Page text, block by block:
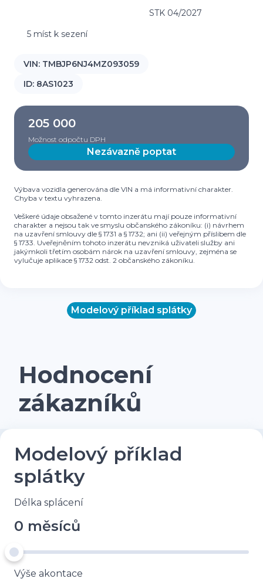
STK 04/2027
5 míst k sezení
VIN: TMBJP6NJ4MZ093059
ID: 8AS1023
205 000
Možnost odpočtu DPH
Nezávazně poptat
Výbava vozidla generována dle VIN a má informativní charakter.
Chyba v textu vyhrazena.
Veškeré údaje obsažené v tomto inzerátu mají pouze informativní
charakter a nejsou tak ve smyslu občanského zákoníku: (i) návrhem
na uzavření smlouvy dle § 1731 a § 1732; ani (ii) veřejným příslibem dle
§ 1733. Uveřejněním tohoto inzerátu nevzniká uživateli služby ani
jakýmkoli třetím osobám nárok na uzavření smlouvy, zejména se
vylučuje aplikace § 1732 odst. 2 občanského zákoníku.
Modelový příklad splátky
Hodnocení
zákazníků
Modelový příklad
splátky
Délka splácení
0 měsíců
Výše akontace